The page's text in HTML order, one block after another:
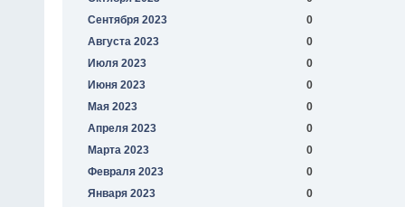
Сентября 2023
0
Августа 2023
0
Июля 2023
0
Июня 2023
0
Мая 2023
0
Апреля 2023
0
Марта 2023
0
Февраля 2023
0
Января 2023
0